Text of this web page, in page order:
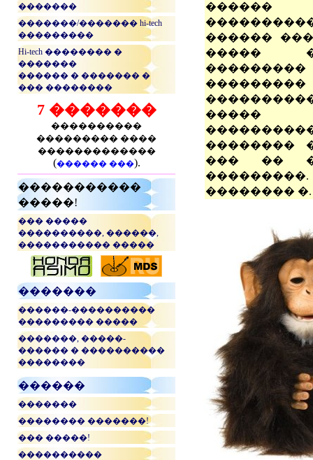
�������
�������/������� hi-tech
���������
Hi-tech �������� �
�������
������ � ������� �
��� ��������
7 �������
����������
��������� ����
�������������
(������ ���).
�����������
�����!
��� �����
����������, ������,
����������� �����
�������
������-����������
��������� �����
�������, �����-
������ � ����������
��������
������
�������
�������� �������!
��� �����!
����������
������
������
�����
���������
���������
��������
��� ��
�������� �.